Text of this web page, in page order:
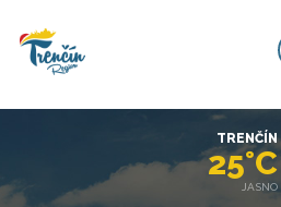
TRENČÍN
25°C
JASNO